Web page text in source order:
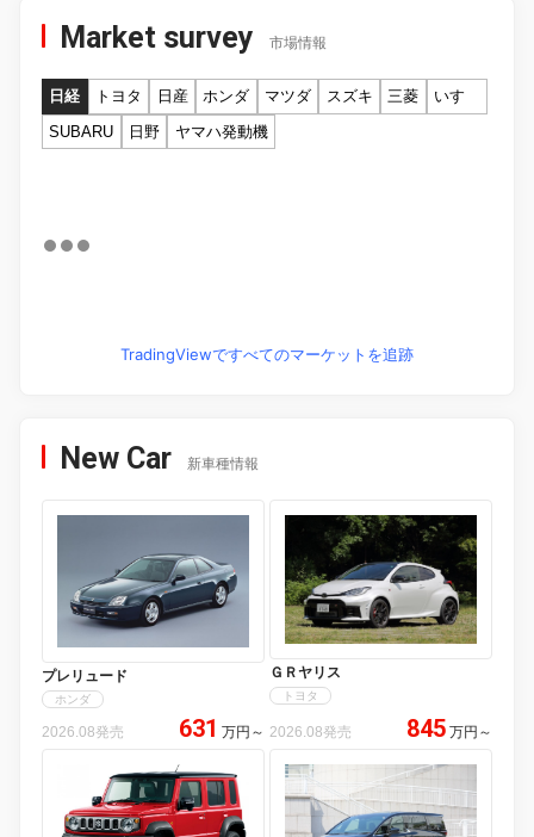
Market survey 市場情報
日経 トヨタ 日産 ホンダ マツダ スズキ 三菱
いすゞ
SUBARU
日野 ヤマハ発動機
TradingViewですべてのマーケットを追跡
New Car 新車種情報
プレリュード
ホンダ
2026.08発売 631 万円 ～
ＧＲヤリス
トヨタ
2026.08発売 845 万円 ～